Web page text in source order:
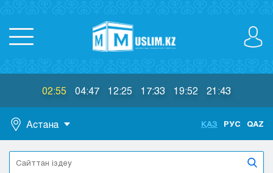
02:55 04:47 12:25 17:33 19:52 21:43
Астана
Астана
Алматы
ҚАЗ РУС QAZ